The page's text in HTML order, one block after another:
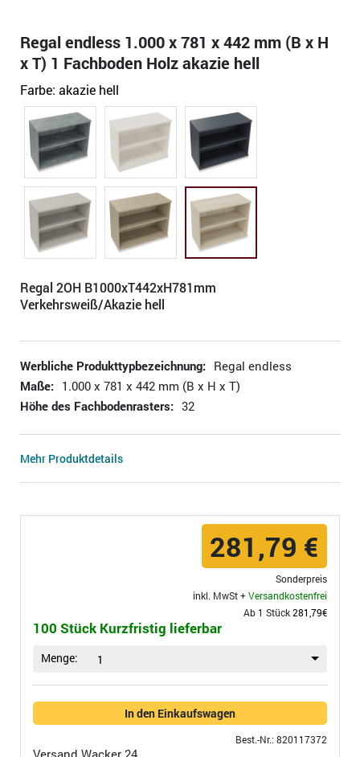
Regal endless 1.000 x 781 x 442 mm (B x H
x T) 1 Fachboden Holz akazie hell
Farbe: akazie hell
Regal 2OH B1000xT442xH781mm
Verkehrsweiß/Akazie hell
Werbliche Produkttypbezeichnung: Regal endless
Maße: 1.000 x 781 x 442 mm (B x H x T)
Höhe des Fachbodenrasters: 32
Mehr Produktdetails
281,79 €
Sonderpreis
inkl. MwSt +Versandkostenfrei
Ab 1 Stück281,79€
100 Stück Kurzfristig lieferbar
Menge: 1
In den Einkaufswagen
Best.-Nr.: 820117372